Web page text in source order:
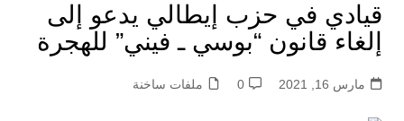
قيادي في حزب إيطالي يدعو إلى
إلغاء قانون “بوسي ـ فيني” للهجرة
مارس 16, 2021 0 ملفات ساخنة